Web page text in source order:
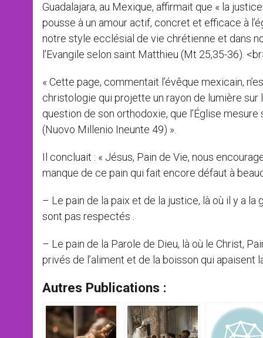
Guadalajara, au Mexique, affirmait que « la
pousse à un amour actif, concret et efficace à
notre style ecclésial de vie chrétienne et dans
l’Evangile selon saint Matthieu (Mt 25,35-36).
« Cette page, commentait l’évêque mexicain,
christologie qui projette un rayon de lumière sur
question de son orthodoxie, que l’Église mesure
(Nuovo Millenio Ineunte 49) ».
Il concluait : « Jésus, Pain de Vie, nous
manque de ce pain qui fait encore défaut à
– Le pain de la paix et de la justice, là où il y a
sont pas respectés .
– Le pain de la Parole de Dieu, là où le Christ,
privés de l’aliment et de la boisson qui apaisent
Autres Publications :